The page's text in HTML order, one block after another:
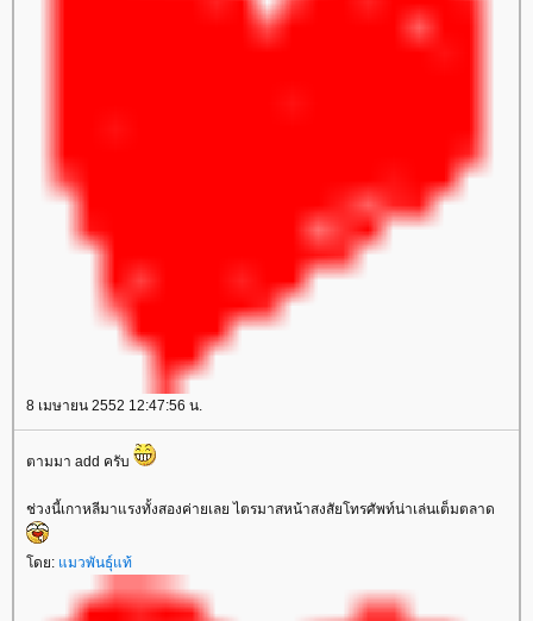
8 เมษายน 2552 12:47:56 น.
ตามมา add ครับ
ช่วงนี้เกาหลีมาแรงทั้งสองค่ายเลย ไตรมาสหน้าสงสัยโทรศัพท์น่าเล่นเต็มตลาด
ดย: มวพันธุ์แท้